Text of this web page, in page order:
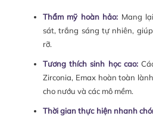
Thẩm mỹ hoàn hảo: Mang
sát, trắng sáng tự nhiên,
rỡ.
Tương thích sinh học cao:
Zirconia, Emax hoàn toàn
cho nướu và các mô mềm.
Thời gian thực hiện nhanh